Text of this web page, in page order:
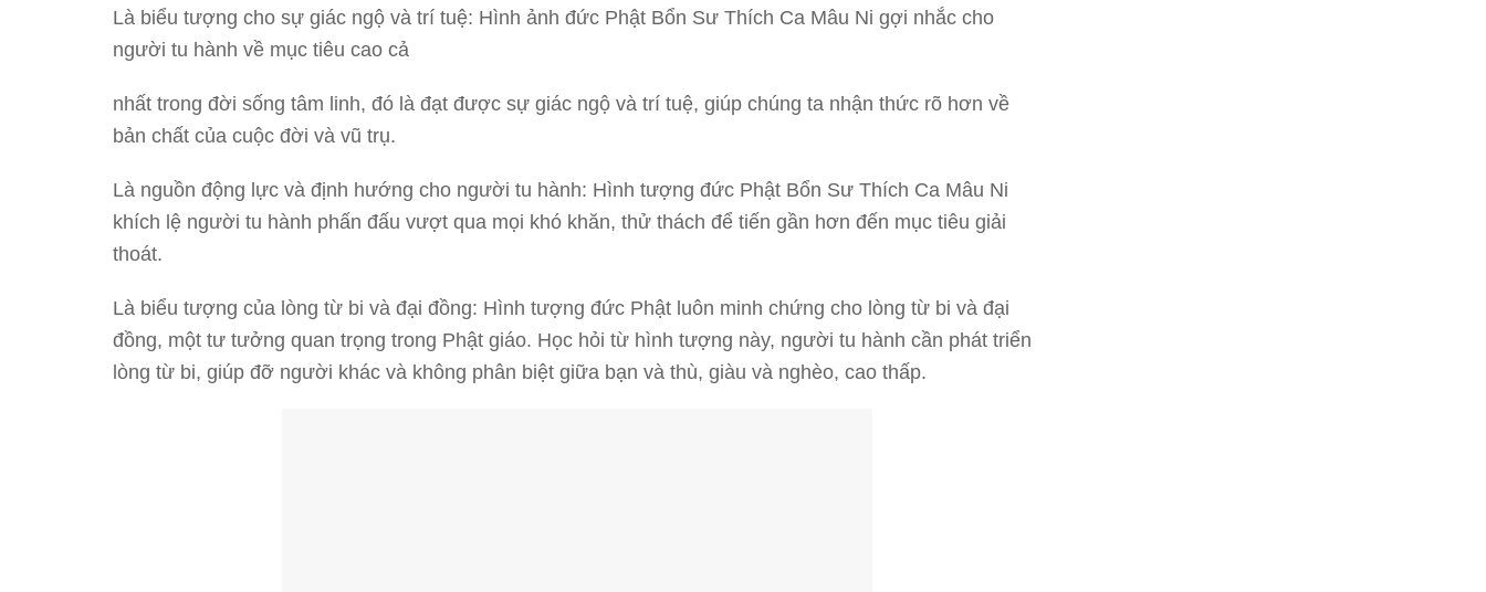
Là biểu tượng cho sự giác ngộ và trí tuệ: Hình ảnh đức Phật Bổn Sư Thích Ca Mâu Ni gợi nhắc cho
người tu hành về mục tiêu cao cả
nhất trong đời sống tâm linh, đó là đạt được sự giác ngộ và trí tuệ, giúp chúng ta nhận thức rõ hơn về
bản chất của cuộc đời và vũ trụ.
Là nguồn động lực và định hướng cho người tu hành: Hình tượng đức Phật Bổn Sư Thích Ca Mâu Ni
khích lệ người tu hành phấn đấu vượt qua mọi khó khăn, thử thách để tiến gần hơn đến mục tiêu giải
thoát.
Là biểu tượng của lòng từ bi và đại đồng: Hình tượng đức Phật luôn minh chứng cho lòng từ bi và đại
đồng, một tư tưởng quan trọng trong Phật giáo. Học hỏi từ hình tượng này, người tu hành cần phát triển
lòng từ bi, giúp đỡ người khác và không phân biệt giữa bạn và thù, giàu và nghèo, cao thấp.